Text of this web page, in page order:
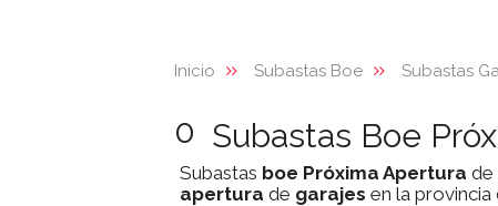
Inicio Subastas Boe Subastas
0 Subastas Boe
Subastas boe Próxima Apertura de
apertura de garajes en la provincia